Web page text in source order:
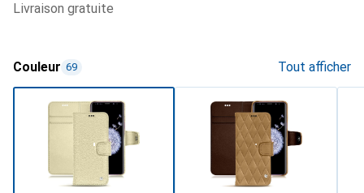
livraison gratuite
Couleur 69 Tout afficher